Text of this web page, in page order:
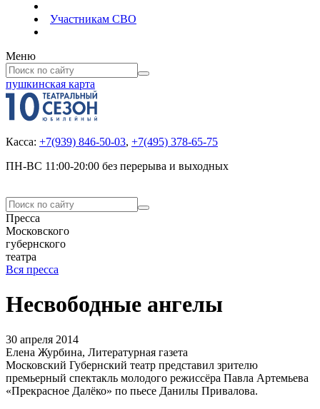
Участникам СВО
Меню
пушкинская карта
Касса: +7(939) 846-50-03, +7(495) 378-65-75
ПН-ВС 11:00-20:00 без перерыва и выходных
Пресса
Московского
губернского
театра
Вся пресса
Несвободные ангелы
30 апреля 2014
Елена Журбина, Литературная газета
Московский Губернский театр представил зрителю
премьерный спектакль молодого режиссёра Павла Артемьева
«Прекрасное Далёко» по пьесе Данилы Привалова.